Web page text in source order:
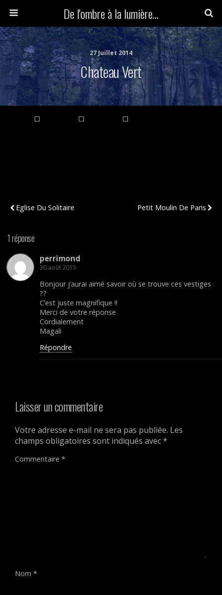
De l'ombre à la lumière...
27 Juillet 2014
Chateau Vert
Eglise Du Solitaire
Petit Moulin De Paris
1 réponse
perrimond
30 août 2015
Bonjour j’aurai aimé savoir où se trouve ces vestiges
??
C’est juste magnifique !!
Merci de votre réponse
Cordialement
Magali
Répondre
Laisser un commentaire
Votre adresse e-mail ne sera pas publiée. Les
champs obligatoires sont indiqués avec*
Commentaire *
Nom *